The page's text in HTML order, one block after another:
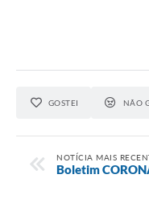
GOSTEI NÃO
NOTÍCIA MAIS
Boletim